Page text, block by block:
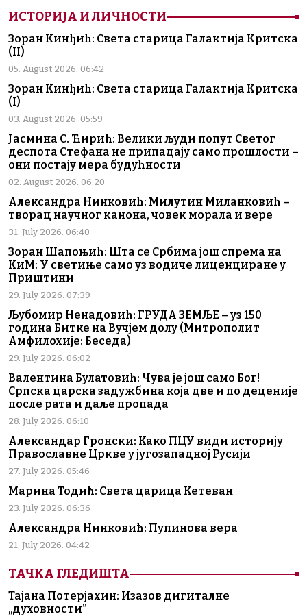
ИСТОРИЈА И ЛИЧНОСТИ
Зоран Кинђић: Света старица Галактија Критска
(II)
05. August 2026. 06:42
Зоран Кинђић: Света старица Галактија Критска
(I)
03. August 2026. 05:59
Јасмина С. Ћирић: Велики људи попут Светог
деспота Стефана не припадају само прошлости –
они постају мера будућности
02. August 2026. 06:20
Александра Нинковић: Милутин Миланковић –
творац научног канона, човек морала и вере
31. July 2026. 06:40
Зоран Шапоњић: Шта се Србима још спрема на
КиМ: У светиње само уз водиче лиценциране у
Приштини
29. July 2026. 07:39
Љубомир Ненадовић: ГРУДА ЗЕМЉЕ – уз 150
година Битке на Вучјем долу (Митрополит
Амфилохије: Беседа)
29. July 2026. 06:02
Валентина Булатовић: Чува је још само Бог!
Српска царска задужбина која две и по деценије
после рата и даље пропада
28. July 2026. 06:10
Александар Гронски: Како ПЦУ види историју
Православне Цркве у југозападној Русији
27. July 2026. 05:46
Марина Тодић: Света царица Кетеван
23. July 2026. 06:36
Александра Нинковић: Пупинова вера
21. July 2026. 04:42
ТАЧКА ГЛЕДИШТА
Тајана Потерјахин: Изазов дигиталне
„духовности”